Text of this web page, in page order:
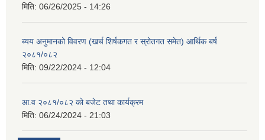
मिति: 06/26/2025 - 14:26
ब्यय अनुमानको विवरण (खर्च शिर्षकगत र स्रोतगत समेत) आर्थिक बर्ष
२०८१/०८२
मिति: 09/22/2024 - 12:04
आ.व २०८१/०८२ को बजेट तथा कार्यक्रम
मिति: 06/24/2024 - 21:03